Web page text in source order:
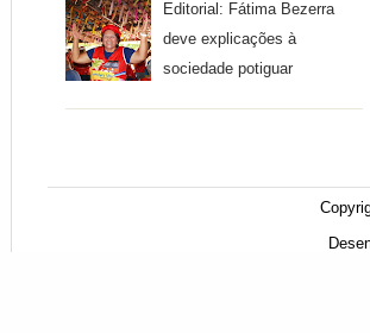
Editorial: Fátima Bezerra
deve explicações à
sociedade potiguar